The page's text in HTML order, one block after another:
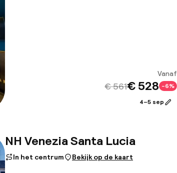
Vanaf
€ 561€ 528 -6%
4–5 sep
NH Venezia Santa Lucia
In het centrum Bekijk op de kaart